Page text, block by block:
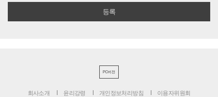
PC버전
회사소개 윤리강령 개인정보처리방침 이용자위원회